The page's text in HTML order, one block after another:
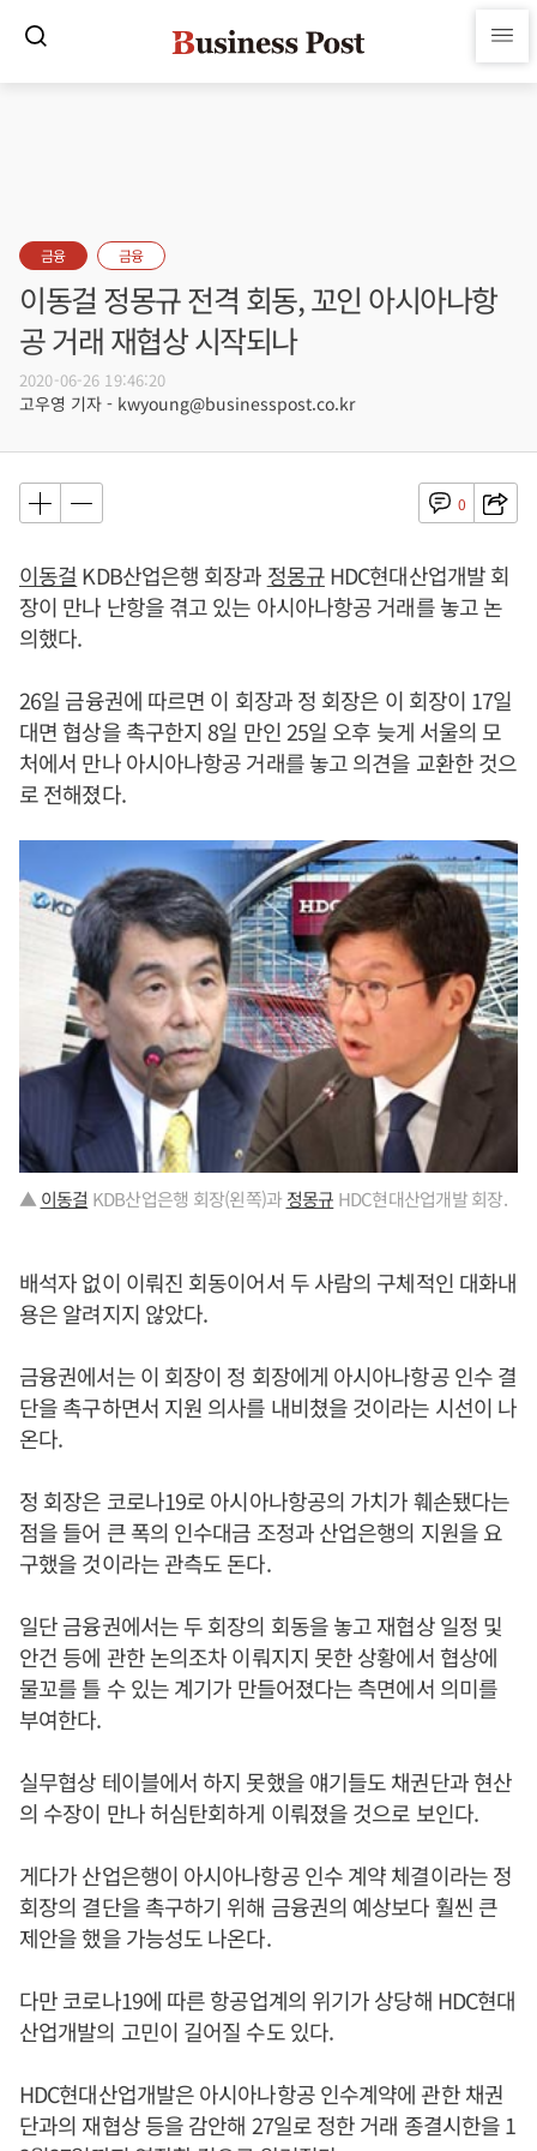
금융 금융
이동걸 정몽규 전격 회동, 꼬인 아시아나항
공 거래 재협상 시작되나
2020-06-26 19:46:20
고우영 기자 - kwyoung@businesspost.co.kr
0
이동걸 KDB산업은행 회장과 정몽규HDC현대산업개발 회
장이 만나 난항을 겪고 있는 아시아나항공 거래를 놓고 논
의했다.
26일 금융권에 따르면 이 회장과 정 회장은 이 회장이 17일
대면 협상을 촉구한지 8일 만인 25일 오후 늦게 서울의 모
처에서 만나 아시아나항공 거래를 놓고 의견을 교환한 것으
로 전해졌다.
▲이동걸 KDB산업은행 회장(왼쪽)과 정몽규 HDC현대산업개발 회장.
배석자 없이 이뤄진 회동이어서 두 사람의 구체적인 대화내
용은 알려지지 않았다.
금융권에서는 이 회장이 정 회장에게 아시아나항공 인수 결
단을 촉구하면서 지원 의사를 내비쳤을 것이라는 시선이 나
온다.
정 회장은 코로나19로 아시아나항공의 가치가 훼손됐다는
점을 들어 큰 폭의 인수대금 조정과 산업은행의 지원을 요
구했을 것이라는 관측도 돈다.
일단 금융권에서는 두 회장의 회동을 놓고 재협상 일정 및
안건 등에 관한 논의조차 이뤄지지 못한 상황에서 협상에
물꼬를 틀 수 있는 계기가 만들어졌다는 측면에서 의미를
부여한다.
실무협상 테이블에서 하지 못했을 얘기들도 채권단과 현산
의 수장이 만나 허심탄회하게 이뤄졌을 것으로 보인다.
게다가 산업은행이 아시아나항공 인수 계약 체결이라는 정
회장의 결단을 촉구하기 위해 금융권의 예상보다 훨씬 큰
제안을 했을 가능성도 나온다.
다만 코로나19에 따른 항공업계의 위기가 상당해 HDC현대
산업개발의 고민이 길어질 수도 있다.
HDC현대산업개발은 아시아나항공 인수계약에 관한 채권
단과의 재협상 등을 감안해 27일로 정한 거래 종결시한을 1